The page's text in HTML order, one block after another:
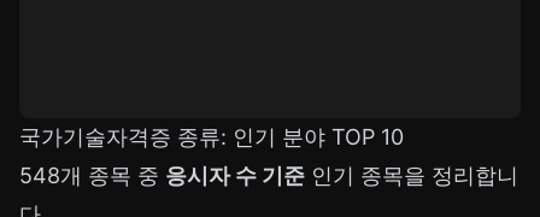
국가기술자격증 종류: 인기 분야 TOP 10
548개 종목 중 응시자 수 기준 인기 종목을 정리합니